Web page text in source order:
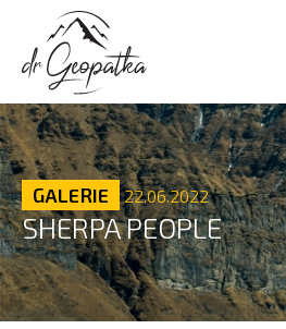
GALERIE 22.06.2022
SHERPA PEOPLE